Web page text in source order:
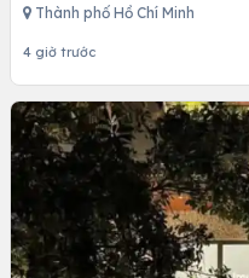
Thành phố Hồ Chí Minh
4 giờ trước